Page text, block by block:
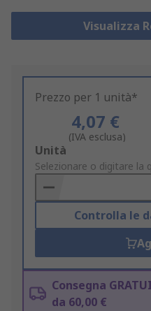
Visualizza
Prezzo per 1 unità*
4,07 €
(IVA esclusa)
Add
to
Basket
Unità
Selezionare o digitare la
Controlla le
Consegna
da 60,00 €